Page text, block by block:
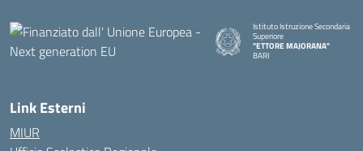
Istituto Istruzione Secondaria
Superiore
"ETTORE MAJORANA"
BARI
Link Esterni
MIUR